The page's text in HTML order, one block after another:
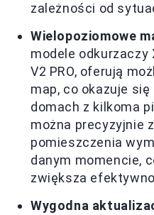
zależności od
Wielopoziomowe
modele odkurzaczy
V2 PRO, oferują
map, co okazuje
domach z kilkoma
można precyzyjnie
pomieszczenia
danym momencie,
zwiększa
Wygodna